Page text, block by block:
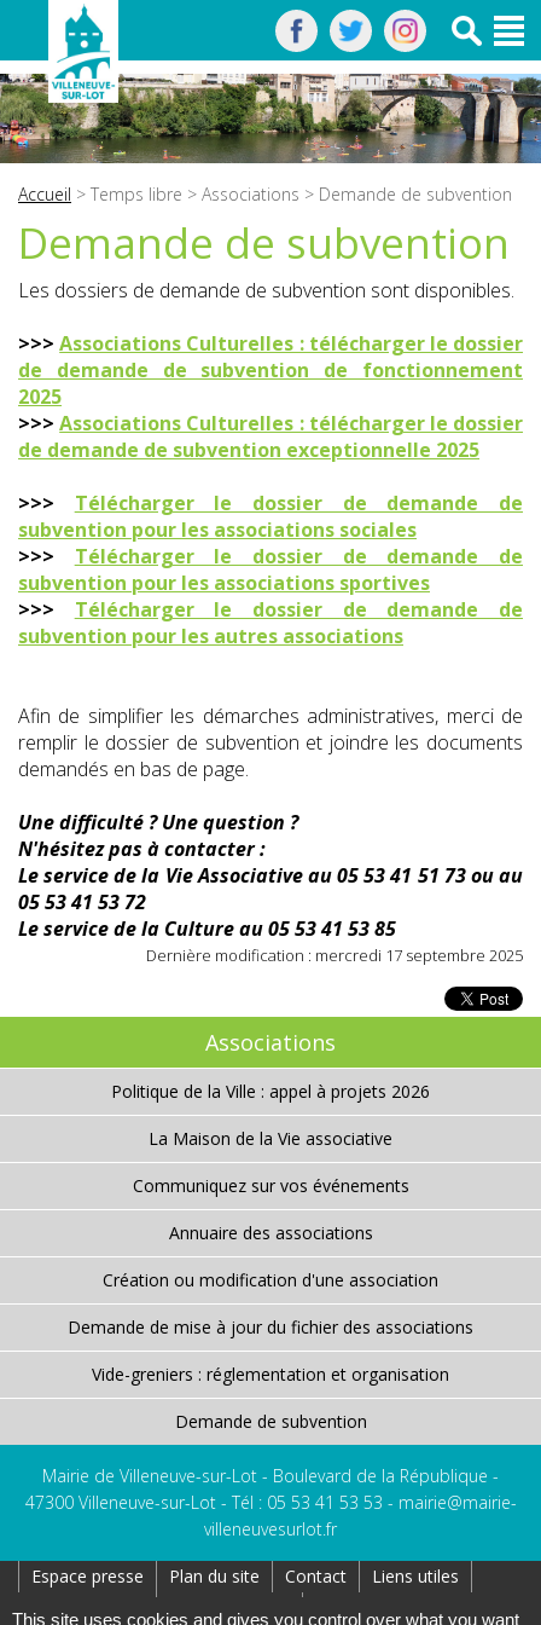
Accueil > Temps libre > Associations > Demande de subvention
Demande de subvention
Les dossiers de demande de subvention sont disponibles.
>>>Associations Culturelles : télécharger le dossier
de demande de subvention de fonctionnement
2025
>>>Associations Culturelles : télécharger le dossier
de demande de subvention exceptionnelle 2025
>>> Télécharger le dossier de demande de
subvention pour les associations sociales
>>> Télécharger le dossier de demande de
subvention pour les associations sportives
>>> Télécharger le dossier de demande de
subvention pour les autres associations
Afin de simplifier les démarches administratives, merci de
remplir le dossier de subvention et joindre les documents
demandés en bas de page.
Une difficulté ? Une question ?
N'hésitez pas à contacter :
Le service de la Vie Associative au 05 53 41 51 73 ou au
05 53 41 53 72
Le service de la Culture au 05 53 41 53 85
Dernière modification : mercredi 17 septembre 2025
Associations
Politique de la Ville : appel à projets 2026
La Maison de la Vie associative
Communiquez sur vos événements
Annuaire des associations
Création ou modification d'une association
Demande de mise à jour du fichier des associations
Vide-greniers : réglementation et organisation
Demande de subvention
Mairie de Villeneuve-sur-Lot - Boulevard de la République -
47300 Villeneuve-sur-Lot - Tél : 05 53 41 53 53 - mairie@mairie-
villeneuvesurlot.fr
Espace presse Plan du site Contact
Liens utiles
This site uses cookies and gives you control over what you want